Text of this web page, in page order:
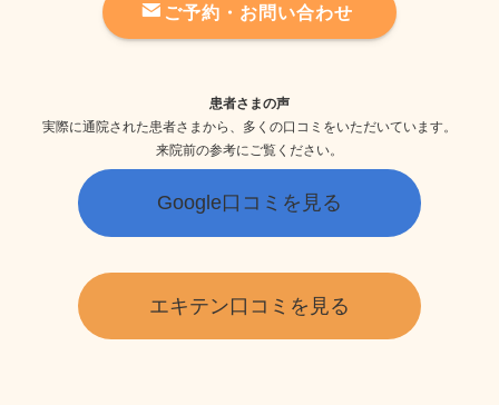
ご予約・お問い合わせ
患者さまの声
実際に通院された患者さまから、多くの口コミをいただいています。
来院前の参考にご覧ください。
Google口コミを見る
エキテン口コミを見る